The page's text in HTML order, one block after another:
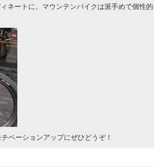
ネートに。マウンテンバイクは派手めで個性
ベーションアップにぜひどうぞ！